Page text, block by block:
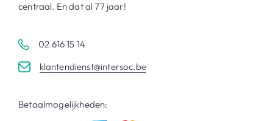
centraal. En dat al 77 jaar!
02 616 15 14
klantendienst@intersoc.be
Betaalmogelijkheden: